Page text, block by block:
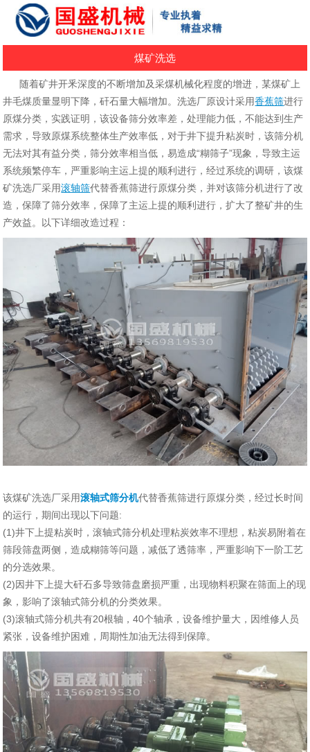
煤矿洗选
随着矿井开釆深度的不断增加及采煤机械化程度的增进，某煤矿上
井毛煤质量显明下降，矸石量大幅增加。洗选厂原设计采用香蕉筛进行
原煤分类，实践证明，该设备筛分效率差，处理能力低，不能达到生产
需求，导致原煤系统整体生产效率低，对于井下提升粘炭时，该筛分机
无法对其有益分类，筛分效率相当低，易造成“糊筛子”现象，导致主运
系统频繁停车，严重影响主运上提的顺利进行，经过系统的调研，该煤
矿洗选厂采用滚轴筛代替香蕉筛进行原煤分类，并对该筛分机进行了改
造，保障了筛分效率，保障了主运上提的顺利进行，扩大了整矿井的生
产效益。以下详细改造过程：
该煤矿洗选厂采用滚轴式筛分机代替香蕉筛进行原煤分类，经过长时间
的运行，期间出现以下问题:
(1)井下上提粘炭时，滚轴式筛分机处理粘炭效率不理想，粘炭易附着在
筛段筛盘两侧，造成糊筛等问题，减低了透筛率，严重影响下一阶工艺
的分选效果。
(2)因井下上提大矸石多导致筛盘磨损严重，出现物料积聚在筛面上的现
象，影响了滚轴式筛分机的分类效果。
(3)滚轴式筛分机共有20根轴，40个轴承，设备维护量大，因维修人员
紧张，设备维护困难，周期性加油无法得到保障。